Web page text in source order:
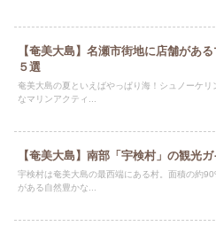
【奄美大島】名瀬市街地に店舗があ
５選
奄美大島の夏といえばやっぱり海！シュノーケ
なマリンアクティ...
【奄美大島】南部「宇検村」の観光ガ
宇検村は奄美大島の最西端にある村。面積の約
がある自然豊かな...